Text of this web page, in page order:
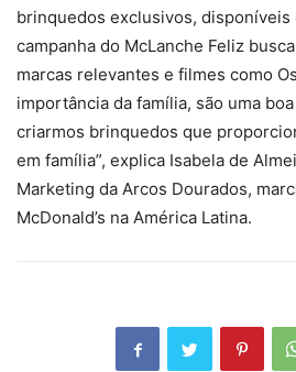
brinquedos exclusivos, disponíveis
campanha do McLanche Feliz
marcas relevantes e filmes como
importância da família, são uma
criarmos brinquedos que
em família”, explica Isabela de
Marketing da Arcos Dourados,
McDonald’s na América Latina.